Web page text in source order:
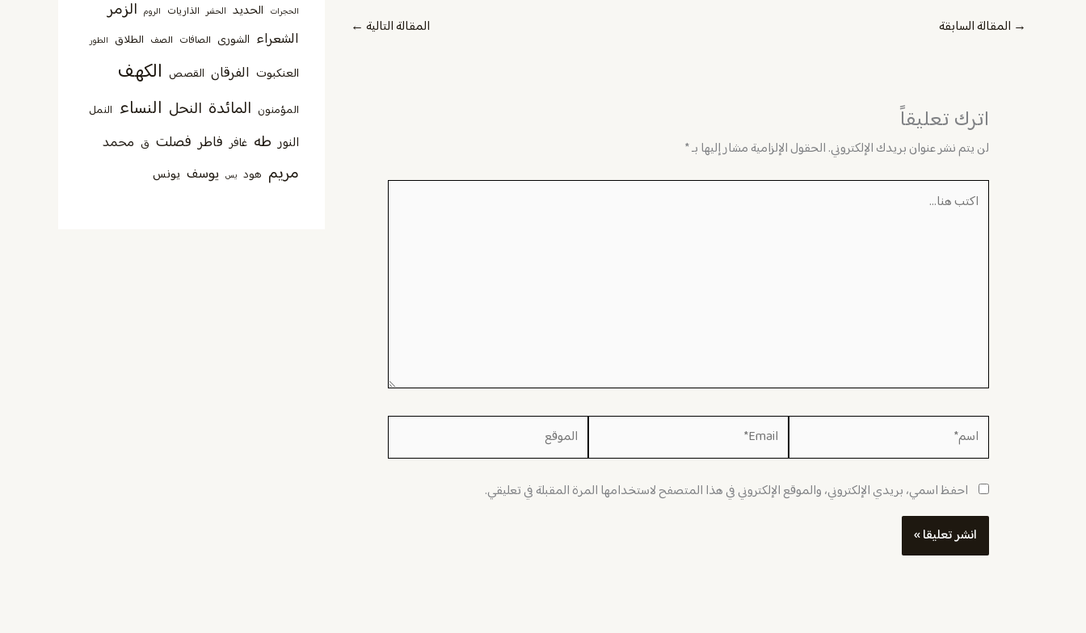
→ المقالة السابقة المقالة التالية ←
اترك تعليقاً
لن يتم نشر عنوان بريدك الإلكتروني.الحقول الإلزامية مشار إليها بـ*
اكتب
اسم* Email* الموقع
احفظ اسمي، بريدي الإلكتروني، والموقع الإلكتروني في هذا المتصفح لاستخدامها المرة المقبلة في تعليقي.
الحجرات الحديد الحشر الذاريات الروم الزمر
الشعراء الشورى الصافات الصف الطلاق الطور
العنكبوت الفرقان القصص الكهف
المؤمنون المائدة النحل النساء النمل
النور طه غافر فاطر فصلت ق محمد
مريم هود يس يوسف يونس